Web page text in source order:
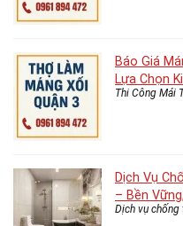
Báo Giá
Lựa Chọn
Thi Công Mái
Dịch Vụ
– Bền
Dịch vụ chống